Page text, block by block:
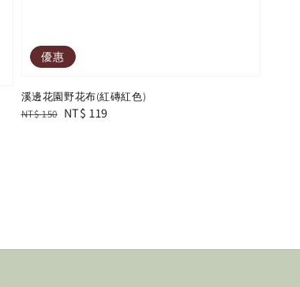
優惠
溪邊花園野花布(紅磚紅色)
Regular
NT$ 150 Sale
NT$ 119